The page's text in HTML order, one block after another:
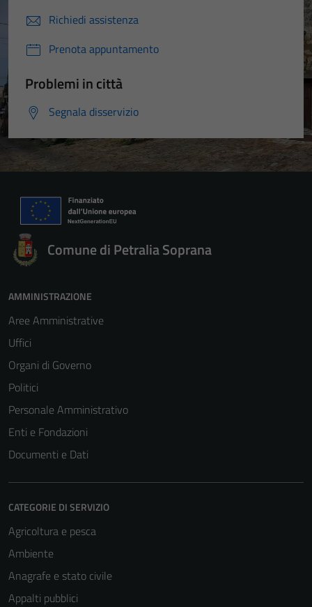
Richiedi assistenza
Prenota appuntamento
Problemi in città
Segnala disservizio
Comune di Petralia Soprana
AMMINISTRAZIONE
Aree Amministrative
Uffici
Organi di Governo
Politici
Personale Amministrativo
Enti e Fondazioni
Documenti e Dati
CATEGORIE DI SERVIZIO
Agricoltura e pesca
Ambiente
Anagrafe e stato civile
Appalti pubblici